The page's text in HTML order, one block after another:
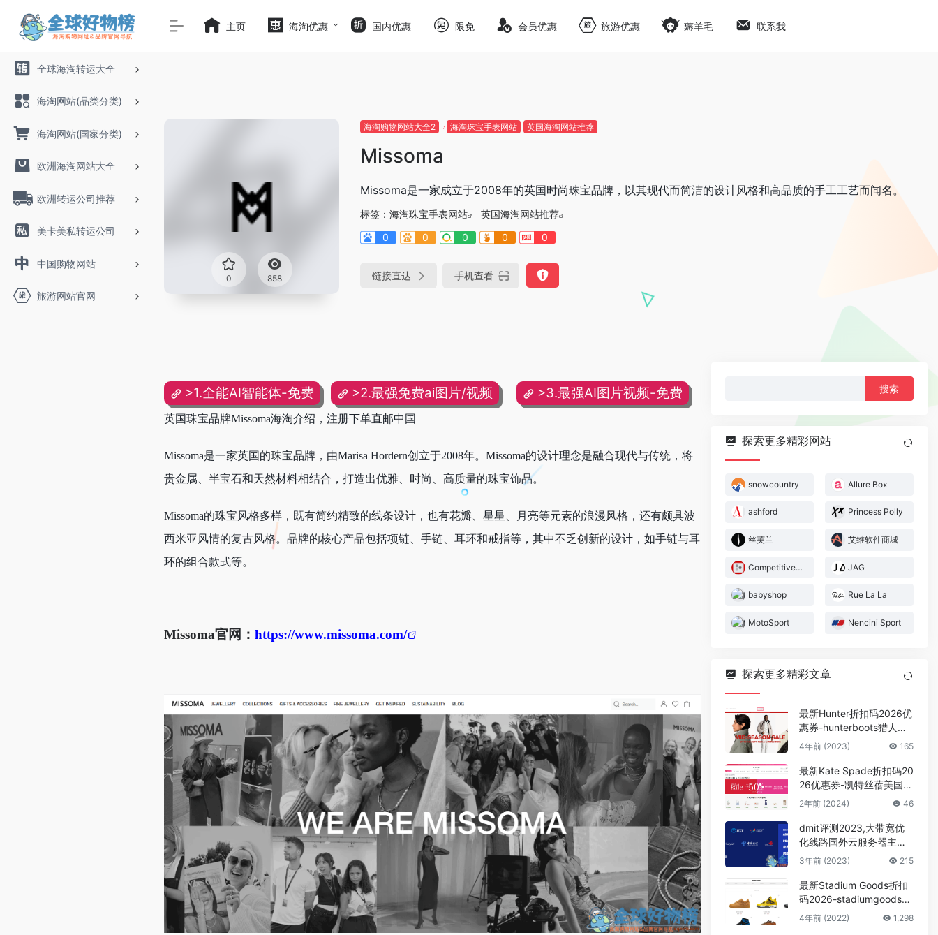
全球海淘转运大全
海淘网站(品类分类)
海淘网站(国家分类)
欧洲海淘网站大全
欧洲转运公司推荐
美卡美私转运公司
中国购物网站
旅游网站官网
主页 海淘优惠 国内优惠 限免 会员优惠 旅游优惠 薅羊毛 联系我
0 858
海淘购物网站大全2 海淘珠宝手表网站 英国海淘网站推荐
Missoma
Missoma是一家成立于2008年的英国时尚珠宝品牌，以其现代而简洁的设计风格和高品质的手工工艺而闻名。
标签： 海淘珠宝手表网站
英国海淘网站推荐
0
0 0 0 0
链接直达 手机查看
>1.全能AI智能体-免费 >2.最强免费ai图片/视频 >3.最强AI图片视频-免费
英国珠宝品牌Missoma海淘介绍，注册下单直邮中国
Missoma是一家英国的珠宝品牌，由Marisa Hordern创立于2008年。Missoma的设计理念是融合现代与传统，将
贵金属、半宝石和天然材料相结合，打造出优雅、时尚、高质量的珠宝饰品。
Missoma的珠宝风格多样，既有简约精致的线条设计，也有花瓣、星星、月亮等元素的浪漫风格，还有颇具波
西米亚风情的复古风格。品牌的核心产品包括项链、手链、耳环和戒指等，其中不乏创新的设计，如手链与耳
环的组合款式等。
Missoma官网： https://www.missoma.com/
探索更多精彩网站
snowcountry Allure Box
ashford Princess Polly
丝芙兰 艾维软件商城
Competitive Cyclist JAG
babyshop Rue La La
MotoSport Nencini Sport
探索更多精彩文章
最新​​Hunter折扣码2026优
惠券-hunterboots猎人靴
美国官网季中大促低至6折
4年前 (2023) 165
最新Kate Spade折扣码20
26优惠券-凯特丝蓓美国官
网季末大促折扣区额外5折
2年前 (2024) 46
dmit评测2023,大带宽优
化线路国外云服务器主机
商
3年前 (2023) 215
最新Stadium Goods折扣
码2026-stadiumgoods美
国官网精选鞋款低至8折促
4年前 (2022) 1,298